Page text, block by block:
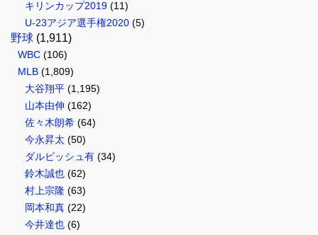
キリンカップ2019 (11)
U-23アジア選手権2020 (5)
野球 (1,911)
WBC (106)
MLB (1,809)
大谷翔平 (1,195)
山本由伸 (162)
佐々木朗希 (64)
今永昇太 (50)
ダルビッシュ有 (34)
鈴木誠也 (62)
村上宗隆 (63)
岡本和真 (22)
今井達也 (6)